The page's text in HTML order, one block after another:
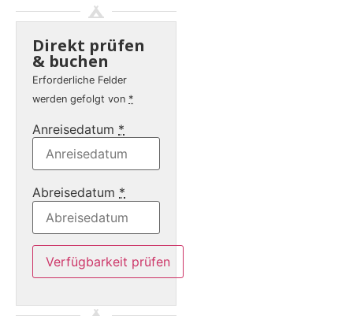
Direkt prüfen
& buchen
Erforderliche Felder
werden gefolgt von *
Anreisedatum *
Abreisedatum *